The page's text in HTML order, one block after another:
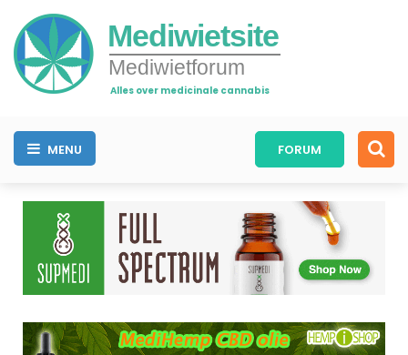
Mediwietsite
Mediwietforum
Alles over medicinale cannabis
MENU FORUM